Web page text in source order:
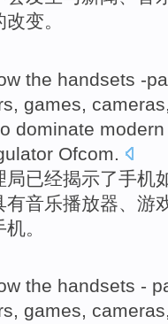
改变。
the handsets -
games cameras
dominate modern
Ofcom
局已经揭示了手机
有音乐播放器
游
机。
the handsets -
, games, cameras